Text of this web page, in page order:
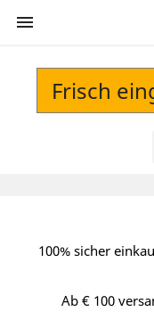

Frisch
100% sicher
Ab € 100